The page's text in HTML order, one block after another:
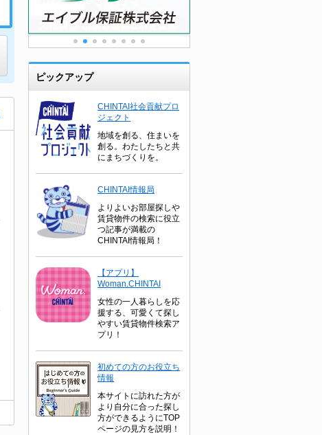
ピックアップ
CHINTAI社会貢献プロ
ジェクト
地域を創る、住まいを
創る。わたしたちと共
にまちづくりを。
CHINTAI情報局
よりよいお部屋探しや
賃貸物件の検索に役立
つ記事が満載の
CHINTAI情報局！
【アプリ】
Woman.CHINTAI
女性の一人暮らしを応
援する、可愛くて探し
やすい賃貸物件検索ア
プリ！
初めての方のお役立ち
情報
本サイトに訪れた方が
より自分に合った探し
方ができるようにTOP
ページの見方を説明！